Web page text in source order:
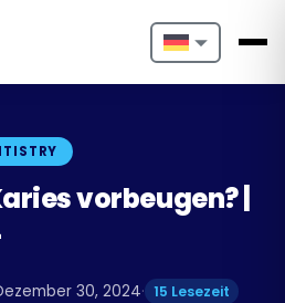
Nederlands
Français
Português
vorbeugen? |
30, 2024· 15 Lesezeit